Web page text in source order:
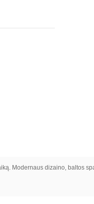
Modernaus dizaino, baltos